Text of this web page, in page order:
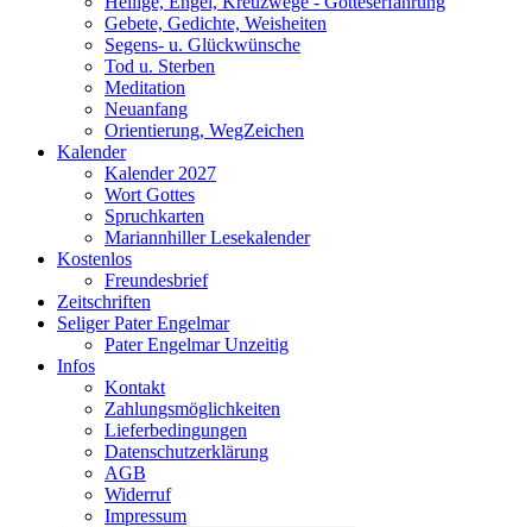
Gebete, Gedichte, Weisheiten
Segens- u. Glückwünsche
Tod u. Sterben
Meditation
Neuanfang
Orientierung, WegZeichen
Kalender
Kalender 2027
Wort Gottes
Spruchkarten
Mariannhiller Lesekalender
Kostenlos
Freundesbrief
Zeitschriften
Seliger Pater Engelmar
Pater Engelmar Unzeitig
Infos
Kontakt
Zahlungsmöglichkeiten
Lieferbedingungen
Datenschutzerklärung
AGB
Widerruf
Impressum